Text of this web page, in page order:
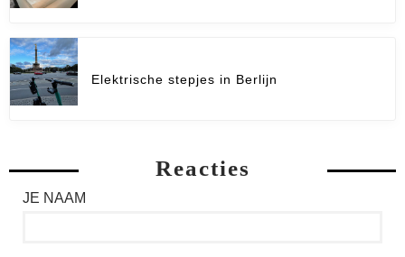
Elektrische stepjes in Berlijn
Reacties
JE NAAM